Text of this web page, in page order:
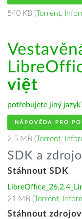
540 KB (Torrent,
việt
potřebujete jiný
NÁPOVĚDA PRO
2.5 MB (Torrent,
SDK a
Stáhnout SDK
21 MB (Torrent,
Stáhnout